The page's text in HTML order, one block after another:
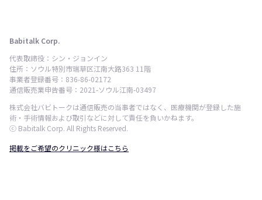
Babitalk Corp.
代表取締役：シン・ジョンイン
住所：ソウル特別市瑞草区江南大路363 11階
事業者登録番号：836-86-02172
通信販売業申告番号：2021-ソウル江南-03497
株式会社バビトークは通信販売の当事者ではなく、医療機関が登録した施
術・手術情報および取引などに対して責任を負いかねます。
ⓒ Babitalk Corp. All Rights Reserved.
掲載をご希望のクリニック様はこちら